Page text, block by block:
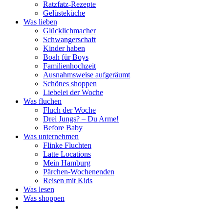
Ratzfatz-Rezepte
Gelüsteküche
Was lieben
Glücklichmacher
Schwangerschaft
Kinder haben
Boah für Boys
Familienhochzeit
Ausnahmsweise aufgeräumt
Schönes shoppen
Liebelei der Woche
Was fluchen
Fluch der Woche
Drei Jungs? – Du Arme!
Before Baby
Was unternehmen
Flinke Fluchten
Latte Locations
Mein Hamburg
Pärchen-Wochenenden
Reisen mit Kids
Was lesen
Was shoppen